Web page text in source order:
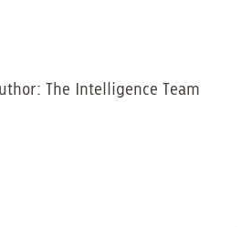
The Intelligence Team